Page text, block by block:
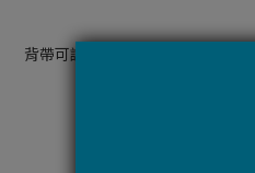
背帶可調整，垂墜感時髦